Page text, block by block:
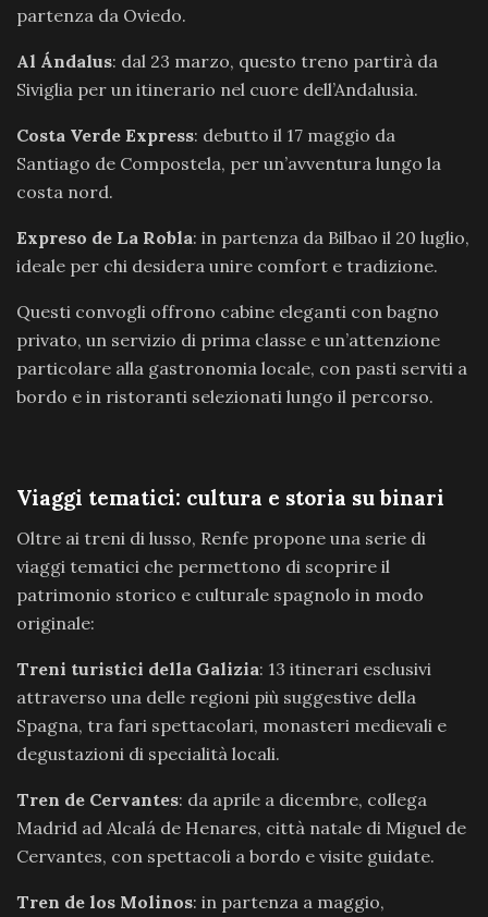
partenza da Oviedo.
Al Ándalus: dal 23 marzo, questo treno partirà da
Siviglia per un itinerario nel cuore dell’Andalusia.
Costa Verde Express: debutto il 17 maggio da
Santiago de Compostela, per un’avventura lungo la
costa nord.
Expreso de La Robla: in partenza da Bilbao il 20 luglio,
ideale per chi desidera unire comfort e tradizione.
Questi convogli offrono cabine eleganti con bagno
privato, un servizio di prima classe e un’attenzione
particolare alla gastronomia locale, con pasti serviti a
bordo e in ristoranti selezionati lungo il percorso.
Viaggi tematici: cultura e storia su binari
Oltre ai treni di lusso, Renfe propone una serie di
viaggi tematici che permettono di scoprire il
patrimonio storico e culturale spagnolo in modo
originale:
Treni turistici della Galizia: 13 itinerari esclusivi
attraverso una delle regioni più suggestive della
Spagna, tra fari spettacolari, monasteri medievali e
degustazioni di specialità locali.
Tren de Cervantes: da aprile a dicembre, collega
Madrid ad Alcalá de Henares, città natale di Miguel de
Cervantes, con spettacoli a bordo e visite guidate.
Tren de los Molinos: in partenza a maggio,